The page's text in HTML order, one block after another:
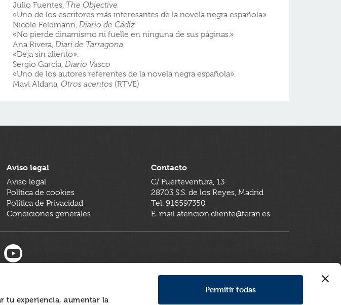
tu experiencia, aumentar la
Permitir todas
Julio Fuentes, The Objective
«Uno de los escritores más interesantes de la novela negra española».
Nicole Feldmann, Diario de Cádiz
«No pierde dinamismo ni fuelle en ninguna de sus páginas.»
Ana Rivera, Diari de Tarragona
«Deja sin aliento».
Sergio García, Diario Vasco
«Uno de los autores referentes de la novela negra española».
Mavi Aldana, Otros acentos (RTVE)
Aviso legal
Aviso legal
Política de cookies
Política de Privacidad
Condiciones generales
Contacto
C/ Fuerteventura, 13
28703 S.S. de los Reyes, Madrid
Tel. 916597350
E-mail atencion.cliente@feran.es